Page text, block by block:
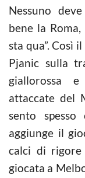
Nessuno
bene la
sta qua”. Così
Pjanic sulla
giallorossa
attaccate del
sento
aggiunge il
calci di rigore
giocata a